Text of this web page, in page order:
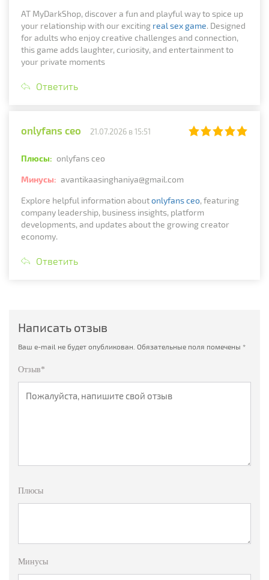
AT MyDarkShop, discover a fun and playful way to spice up
your relationship with our exciting real sex game. Designed
for adults who enjoy creative challenges and connection,
this game adds laughter, curiosity, and entertainment to
your private moments
Ответить
onlyfans ceo 21.07.2026 в 15:51
Плюсы: onlyfans ceo
Минусы: avantikaasinghaniya@gmail.com
Explore helpful information aboutonlyfans ceo, featuring
company leadership, business insights, platform
developments, and updates about the growing creator
economy.
Ответить
Написать отзыв
Ваш e-mail не будет опубликован. Обязательные поля помечены *
Отзыв*
Плюсы
Минусы